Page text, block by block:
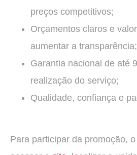
preços competitivos;
Orçamentos claros e
aumentar a transparência;
Garantia nacional de até
realização do serviço;
Qualidade, confiança e
Para participar da promoção,